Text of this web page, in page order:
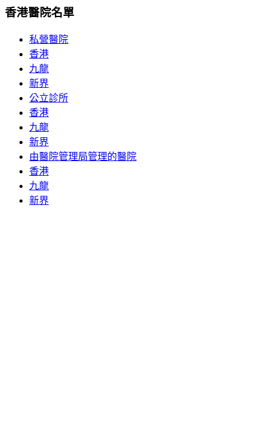
香港醫院名單
私營醫院
香港
九龍
新界
公立診所
香港
九龍
新界
由醫院管理局管理的醫院
香港
九龍
新界